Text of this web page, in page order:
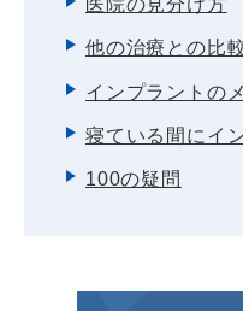
医院の見分け方
他の治療との比
インプラントの
寝ている間にイ
100の疑問